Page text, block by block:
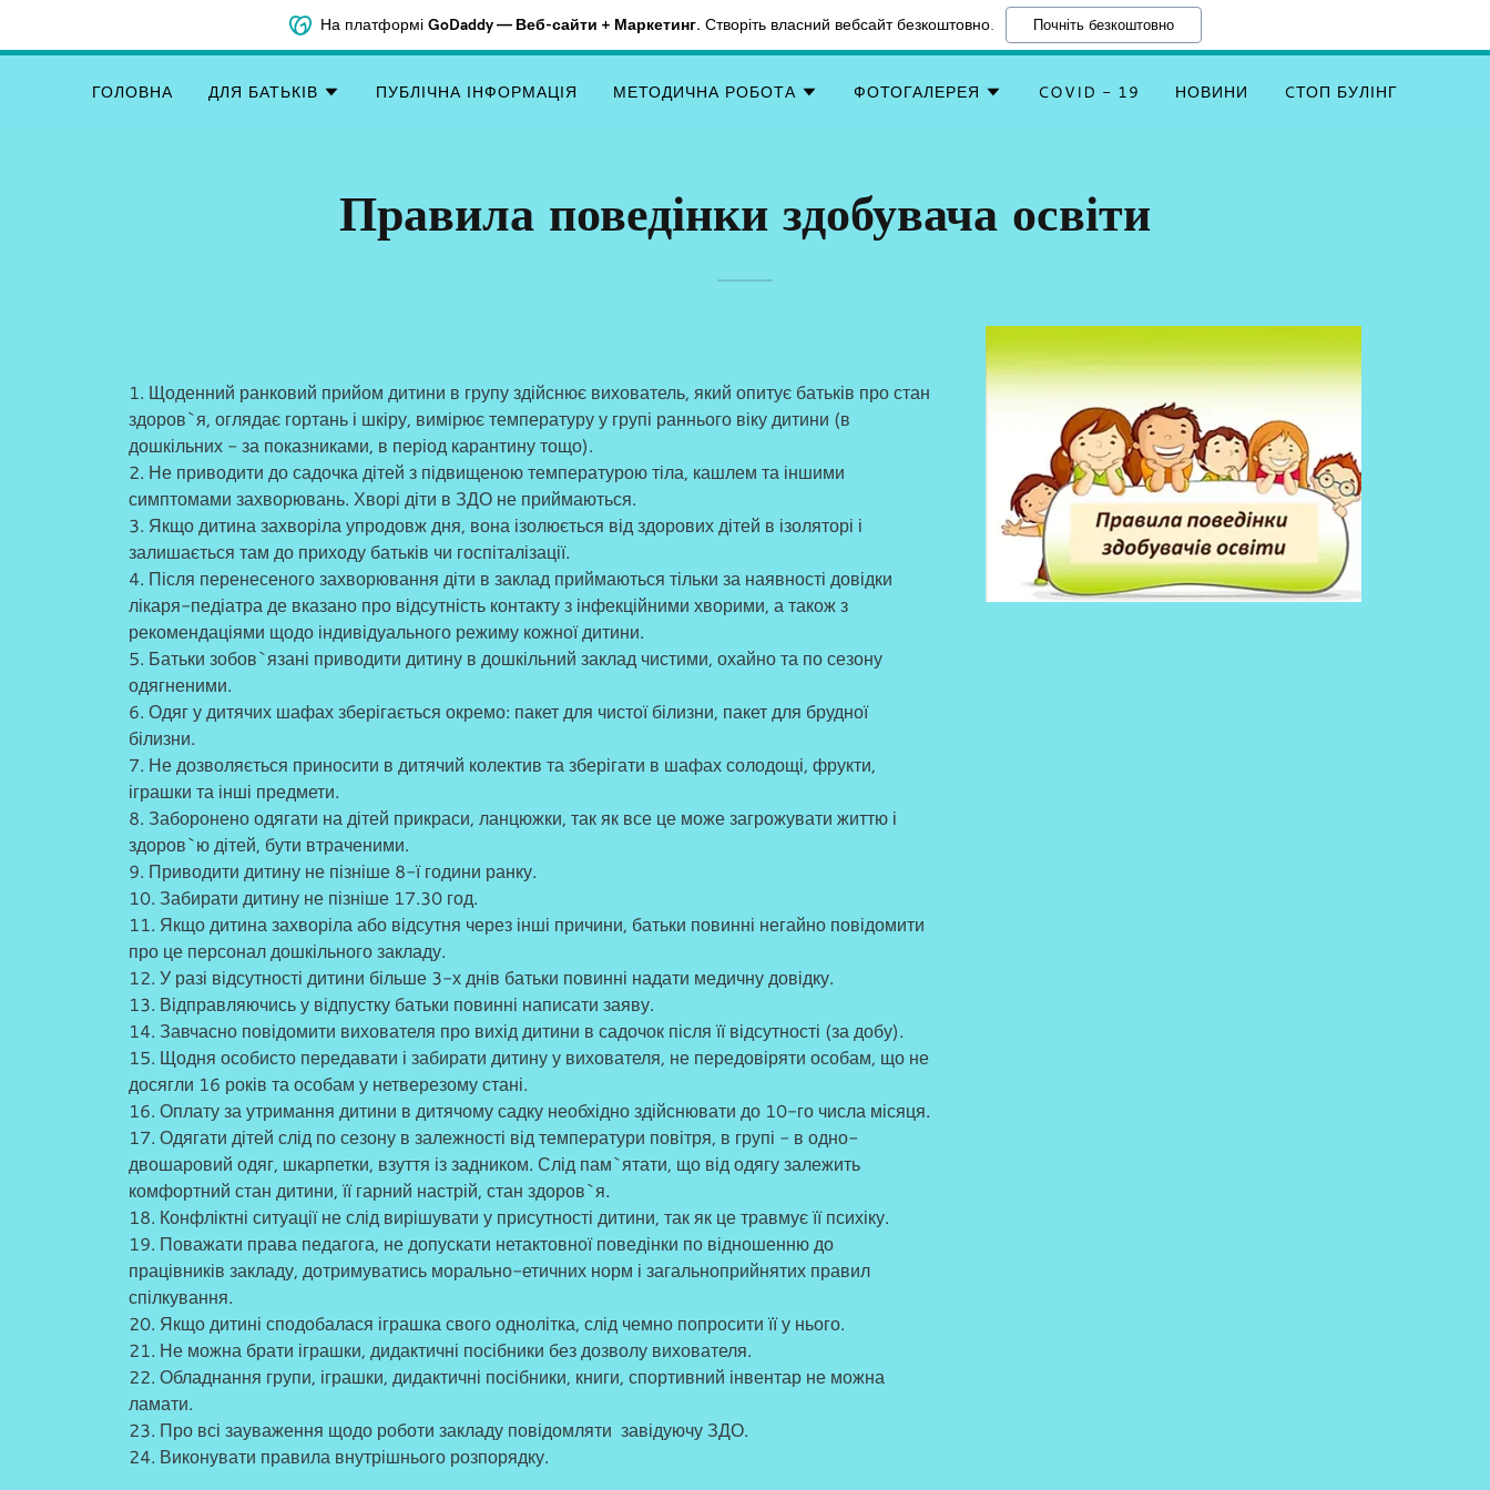
На платформі GoDaddy — Веб-сайти + Маркетинг. Створіть власний вебсайт безкоштовно. Почніть безкоштовно
ГОЛОВНА ДЛЯ БАТЬКІВ ПУБЛІЧНА ІНФОРМАЦІЯ МЕТОДИЧНА РОБОТА ФОТОГАЛЕРЕЯ COVID - 19 НОВИНИ CТОП БУЛІНГ
Правила поведінки здобувача освіти
1. Щоденний ранковий прийом дитини в групу здійснює вихователь, який опитує батьків про стан
здоров`я, оглядає гортань і шкіру, вимірює температуру у групі раннього віку дитини (в
дошкільних - за показниками, в період карантину тощо).
2. Не приводити до садочка дітей з підвищеною температурою тіла, кашлем та іншими
симптомами захворювань. Хворі діти в ЗДО не приймаються.
3. Якщо дитина захворіла упродовж дня, вона ізолюється від здорових дітей в ізоляторі і
залишається там до приходу батьків чи госпіталізації.
4. Після перенесеного захворювання діти в заклад приймаються тільки за наявності довідки
лікаря-педіатра де вказано про відсутність контакту з інфекційними хворими, а також з
рекомендаціями щодо індивідуального режиму кожної дитини.
5. Батьки зобов`язані приводити дитину в дошкільний заклад чистими, охайно та по сезону
одягненими.
6. Одяг у дитячих шафах зберігається окремо: пакет для чистої білизни, пакет для брудної
білизни.
7. Не дозволяється приносити в дитячий колектив та зберігати в шафах солодощі, фрукти,
іграшки та інші предмети.
8. Заборонено одягати на дітей прикраси, ланцюжки, так як все це може загрожувати життю і
здоров`ю дітей, бути втраченими.
9. Приводити дитину не пізніше 8-ї години ранку.
10. Забирати дитину не пізніше 17.30 год.
11. Якщо дитина захворіла або відсутня через інші причини, батьки повинні негайно повідомити
про це персонал дошкільного закладу.
12. У разі відсутності дитини більше 3-х днів батьки повинні надати медичну довідку.
13. Відправляючись у відпустку батьки повинні написати заяву.
14. Завчасно повідомити вихователя про вихід дитини в садочок після її відсутності (за добу).
15. Щодня особисто передавати і забирати дитину у вихователя, не передовіряти особам, що не
досягли 16 років та особам у нетверезому стані.
16. Оплату за утримання дитини в дитячому садку необхідно здійснювати до 10-го числа місяця.
17. Одягати дітей слід по сезону в залежності від температури повітря, в групі - в одно-
двошаровий одяг, шкарпетки, взуття із задником. Слід пам`ятати, що від одягу залежить
комфортний стан дитини, її гарний настрій, стан здоров`я.
18. Конфліктні ситуації не слід вирішувати у присутності дитини, так як це травмує її психіку.
19. Поважати права педагога, не допускати нетактовної поведінки по відношенню до
працівників закладу, дотримуватись морально-етичних норм і загальноприйнятих правил
спілкування.
20. Якщо дитині сподобалася іграшка свого однолітка, слід чемно попросити її у нього.
21. Не можна брати іграшки, дидактичні посібники без дозволу вихователя.
22. Обладнання групи, іграшки, дидактичні посібники, книги, спортивний інвентар не можна
ламати.
23. Про всі зауваження щодо роботи закладу повідомляти завідуючу ЗДО.
24. Виконувати правила внутрішнього розпорядку.